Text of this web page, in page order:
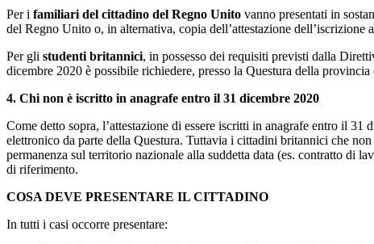
Per i familiari del cittadino del Regno Unito vanno presentati in
del Regno Unito o, in alternativa, copia dell’attestazione
Per gli studenti britannici, in possesso dei requisiti previsti dalla
dicembre 2020 è possibile richiedere, presso la Questura della
4. Chi non è iscritto in anagrafe entro il 31 dicembre 2020
Come detto sopra, l’attestazione di essere iscritti in anagrafe entro il
elettronico da parte della Questura. Tuttavia i cittadini britannici che
permanenza sul territorio nazionale alla suddetta data (es. contratto di
di riferimento.
COSA DEVE PRESENTARE IL CITTADINO
In tutti i casi occorre presentare: